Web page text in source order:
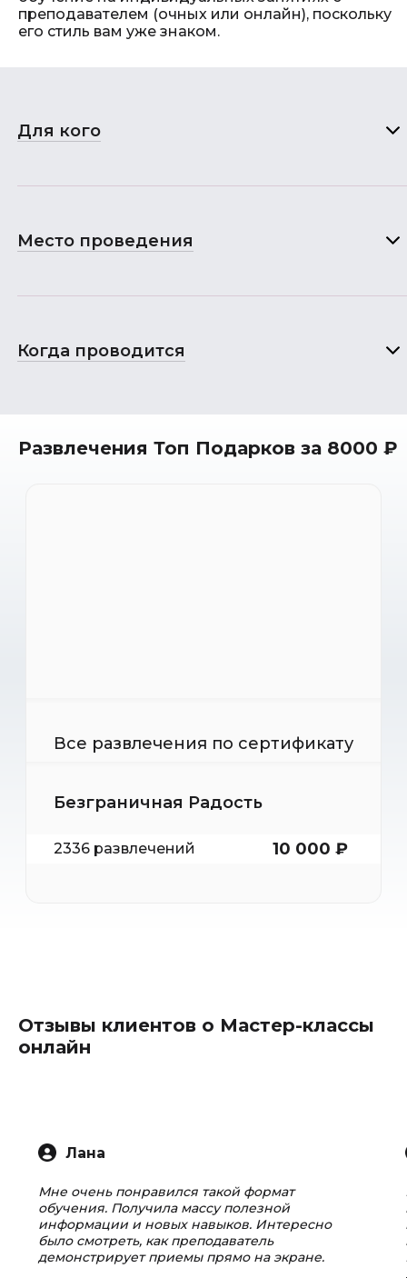
преподавателем (очных или онлайн), поскольку
его стиль вам уже знаком.
Для кого
Место проведения
Когда проводится
Развлечения Топ Подарков за 8000 ₽
Все развлечения по сертификату
Безграничная Радость
2336 развлечений 10 000 ₽
Отзывы клиентов о Мастер-классы
онлайн
Лана
Мне очень понравился такой формат
обучения. Получила массу полезной
информации и новых навыков. Интересно
было смотреть, как преподаватель
демонстрирует приемы прямо на экране.